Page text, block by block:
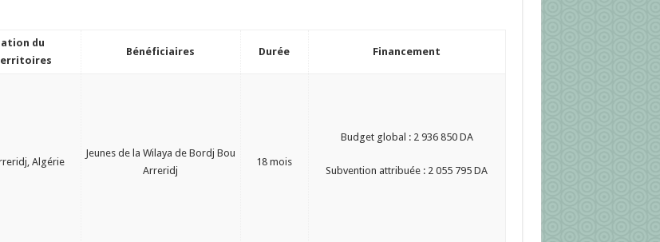
du
Bénéficiaires Durée Financement
Algérie
Jeunes de la Wilaya de Bordj Bou
Arreridj
18 mois
Budget global : 2 936 850 DA
Subvention attribuée : 2 055 795 DA